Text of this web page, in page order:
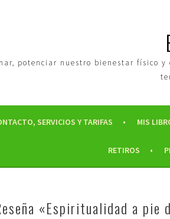
potenciar nuestro bienestar físico
SERVICIOS Y TARIFAS MIS
RETIROS
«Espiritualidad a pie